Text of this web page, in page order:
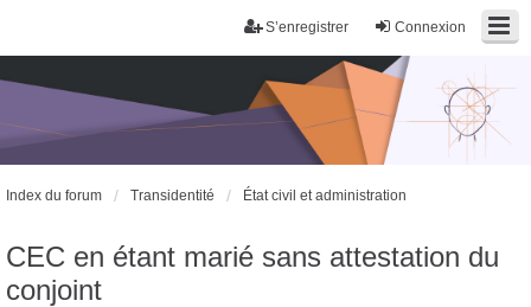
Connexion
S’enregistrer
Index du forum Transidentité État civil et administration
CEC en étant marié sans attestation du
conjoint